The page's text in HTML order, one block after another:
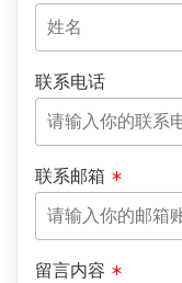
联系电话
联系邮箱
留言内容